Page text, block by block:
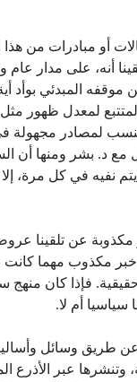
أو مبادرات من
أنه، على مدار
موقفه المبدئي بوأد
لمعدل ظهور
تنسب لمصادر
مع د. بشر ومنها
في كل مرة، إلا
عن تلقينا
مكذوب مهما كانت
فإذا كان منهج
أم لا.
طريق وسائل
عبر الأذرع